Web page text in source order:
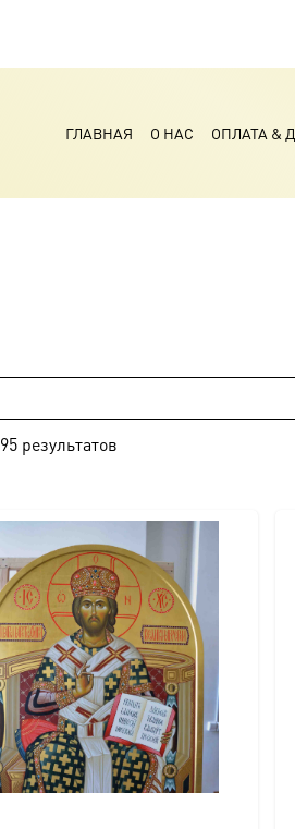
ГЛАВНАЯ О НАС ОПЛАТА &
95 результатов